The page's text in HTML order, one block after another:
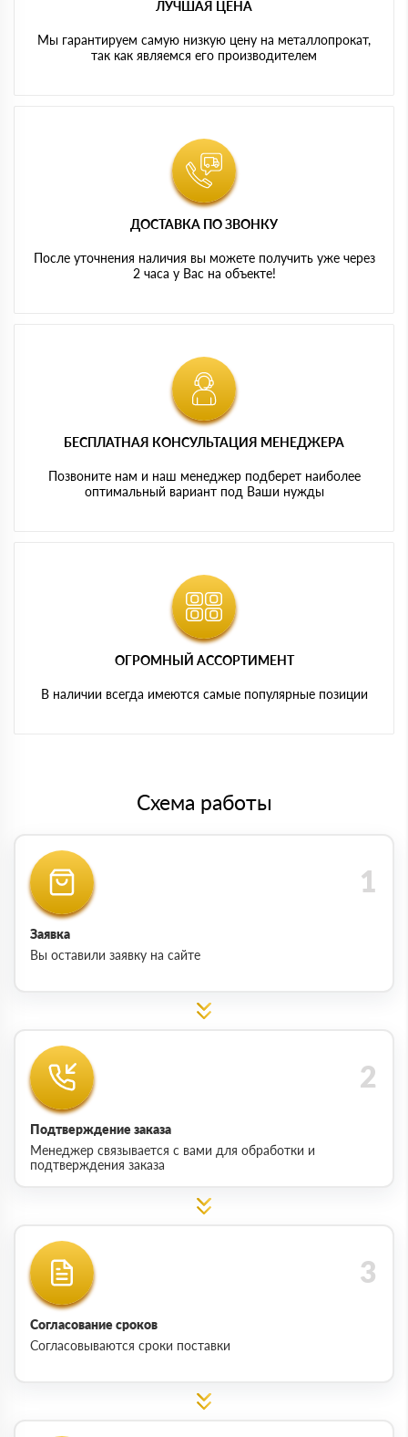
ЛУЧШАЯ ЦЕНА
Мы гарантируем самую низкую цену на металлопрокат,
так как являемся его производителем
ДОСТАВКА ПО ЗВОНКУ
После уточнения наличия вы можете получить уже через
2 часа у Вас на объекте!
БЕСПЛАТНАЯ КОНСУЛЬТАЦИЯ МЕНЕДЖЕРА
Позвоните нам и наш менеджер подберет наиболее
оптимальный вариант под Ваши нужды
ОГРОМНЫЙ АССОРТИМЕНТ
В наличии всегда имеются самые популярные позиции
Схема работы
Заявка
Вы оставили заявку на сайте
Подтверждение заказа
Менеджер связывается с вами для обработки и
подтверждения заказа
Согласование сроков
Согласовываются сроки поставки